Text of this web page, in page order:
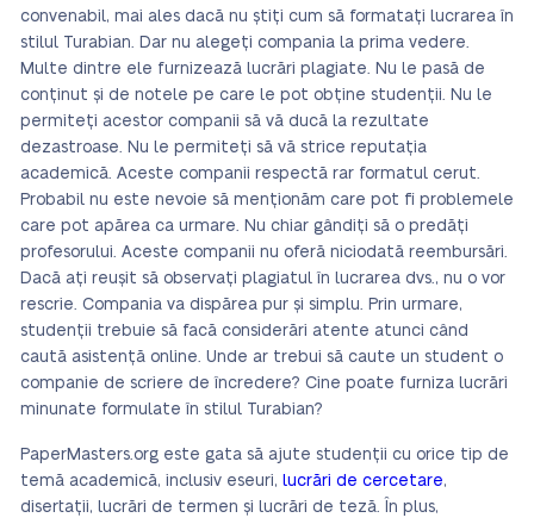
convenabil, mai ales dacă nu știți cum să formatați lucrarea în
stilul Turabian. Dar nu alegeți compania la prima vedere.
Multe dintre ele furnizează lucrări plagiate. Nu le pasă de
conținut și de notele pe care le pot obține studenții. Nu le
permiteți acestor companii să vă ducă la rezultate
dezastroase. Nu le permiteți să vă strice reputația
academică. Aceste companii respectă rar formatul cerut.
Probabil nu este nevoie să menționăm care pot fi problemele
care pot apărea ca urmare. Nu chiar gândiți să o predăți
profesorului. Aceste companii nu oferă niciodată reembursări.
Dacă ați reușit să observați plagiatul în lucrarea dvs., nu o vor
rescrie. Compania va dispărea pur și simplu. Prin urmare,
studenții trebuie să facă considerări atente atunci când
caută asistență online. Unde ar trebui să caute un student o
companie de scriere de încredere? Cine poate furniza lucrări
minunate formulate în stilul Turabian?
PaperMasters.org este gata să ajute studenții cu orice tip de
temă academică, inclusiv eseuri, lucrări de cercetare,
disertații, lucrări de termen și lucrări de teză. În plus,